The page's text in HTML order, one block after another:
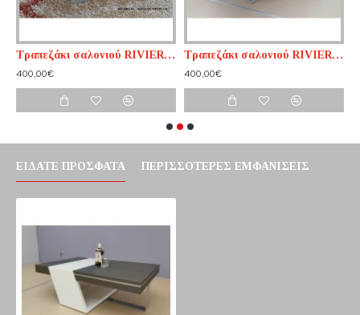
Τραπεζάκι σαλονιού RIVIERA n1
400,00€
Τραπεζάκι σαλονιού RIVIERA n2
400,00€
ΕΊΔΑΤΕ ΠΡΌΣΦΑΤΑ ΠΕΡΙΣΣΌΤΕΡΕΣ ΕΜΦΑΝΊΣΕΙΣ